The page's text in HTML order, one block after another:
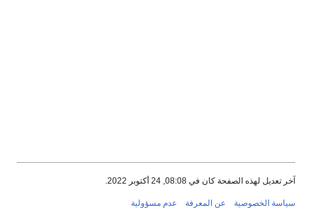
آخر تعديل لهذه الصفحة كان في 08:08, 24 أكتوبر 2022.
سياسة الخصوصية عن المعرفة عدم مسؤولية